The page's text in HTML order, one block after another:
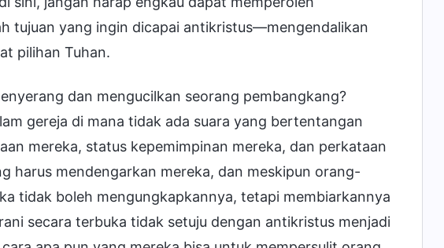
tujuan yang ingin dicapai antikristus—mengendalikan
pilihan Tuhan.
dan mengucilkan seorang pembangkang?
gereja di mana tidak ada suara yang bertentangan
mereka, status kepemimpinan mereka, dan perkataan
harus mendengarkan mereka, dan meskipun orang-
tidak boleh mengungkapkannya, tetapi membiarkannya
secara terbuka tidak setuju dengan antikristus menjadi